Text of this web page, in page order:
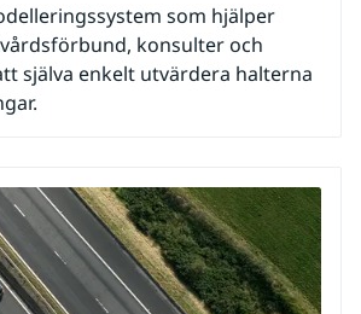
som hjälper
konsulter och
själva enkelt utvärdera halterna